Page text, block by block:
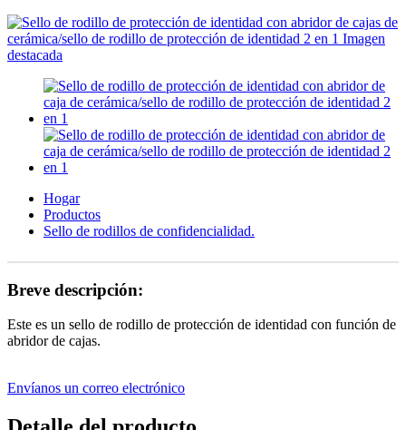
Hogar
Productos
Sello de rodillos de confidencialidad.
Breve descripción:
Este es un sello de rodillo de protección de identidad con función de
abridor de cajas.
Envíanos un correo electrónico